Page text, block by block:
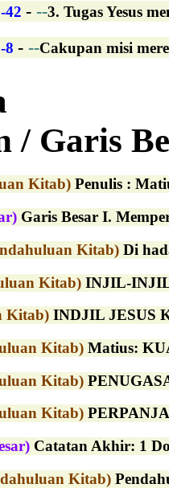
42 - --3. Tugas Yesus
8 - --Cakupan misi
/ Garis
Kitab) Penulis :
Garis Besar I.
Kitab) Di
Kitab) INJIL-INJIL
Kitab) INDJIL JESUS
Kitab) Matius:
Kitab)
Kitab)
Catatan Akhir: 1
Kitab)